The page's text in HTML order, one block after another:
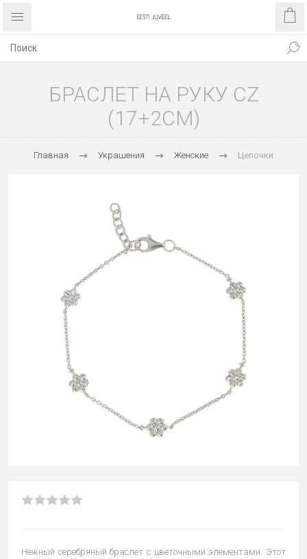
БРАСЛЕТ НА РУКУ CZ
(17+2CM)
Главная Украшения Женские Цепочки
Нежный серебряный браслет с цветочными элементами. Этот